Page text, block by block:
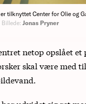
tilknyttet Center for Olie og
Billede: Jonas Pryner
netop opslået et
skal være med